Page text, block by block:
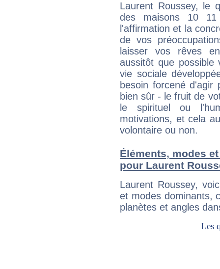
Laurent Roussey, le
des maisons 10
l'affirmation et la
de vos
laisser vos rêves
aussitôt que
vie sociale
besoin forcené
bien sûr - le fruit de
le spirituel ou
motivations, et cela
volontaire ou non.
Éléments, modes
pour Laurent
Laurent Roussey,
et modes dominants,
planètes et angles